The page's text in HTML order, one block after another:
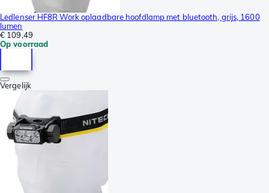
Ledlenser HF8R Work oplaadbare hoofdlamp met bluetooth, grijs, 1600
lumen
€ 109,49
Op voorraad
Vergelijk